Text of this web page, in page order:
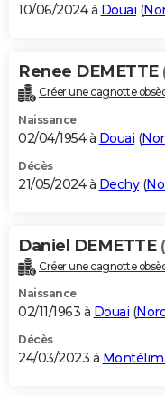
10/06/2024 à Douai (
Renee DEMETTE
Créer une cagnotte
Naissance
02/04/1954 à Douai (
Décès
21/05/2024 à Dechy(
Daniel DEMETTE
Créer une cagnotte
Naissance
02/11/1963 à Douai (Nord
Décès
24/03/2023 à